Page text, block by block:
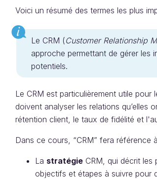
Voici un résumé des termes les plus
Le CRM (Customer Relationship
approche permettant de gérer les
potentiels.
Le CRM est particulièrement utile
doivent analyser les relations qu’elles
rétention client, le taux de fidélité et
Dans ce cours, “CRM” fera référence
La stratégie CRM, qui décrit
objectifs et étapes à suivre pour